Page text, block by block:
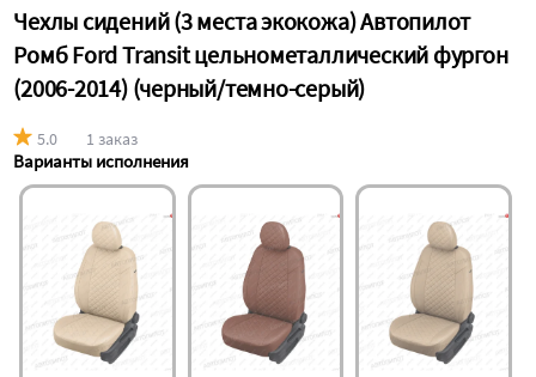
Чехлы сидений (3 места экокожа) Автопилот
Ромб Ford Transit цельнометаллический фургон
(2006-2014) (черный/темно-серый)
5.0 1 заказ
Варианты исполнения